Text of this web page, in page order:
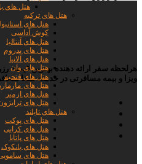
هرلحظه سفر ارائه دهنده بهترین قیمت
ویزا و بیمه مسافرتی در خدمت شما
هتل های
هتل های ترکیه
هتل های
کوش آداسی
هتل های آنتالیا
هتل های بدروم
هتل های آلانیا
هتل های وان
هتل های فتحیه
هتل های
هتل های ازمیر
هتل های
هتل های تایلند
هتل های پوکت
هتل های کرابی
هتل های پاتایا
هتل های بانکوک
هتل های